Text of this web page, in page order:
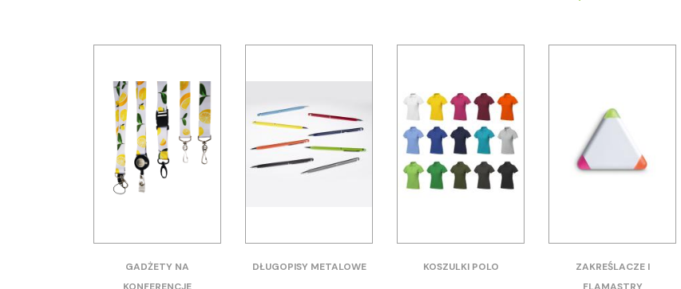
GADŻETY NA
KONFERENCJE
DŁUGOPISY METALOWE KOSZULKI POLO
ZAKREŚLACZE I
FLAMASTRY